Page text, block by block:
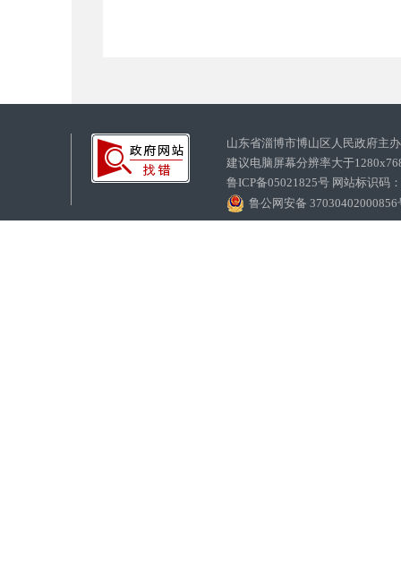
山东省淄博市博山区人民政府
建议电脑屏幕分辨率大于
鲁ICP备05021825号 网站标识码
鲁公网安备 37030402000856